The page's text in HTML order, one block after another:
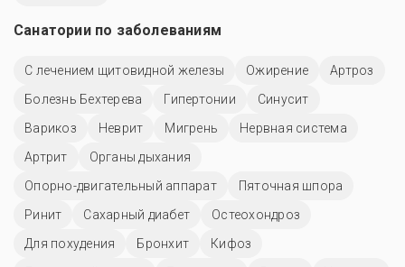
Санатории по заболеваниям
С лечением щитовидной железы Ожирение
Артроз
Болезнь Бехтерева
Гипертонии
Синусит
Варикоз
Неврит Мигрень
Нервная система
Артрит
Органы дыхания
Опорно-двигательный аппарат
Пяточная шпора
Ринит
Сахарный диабет
Остеохондроз
Для похудения
Бронхит
Кифоз